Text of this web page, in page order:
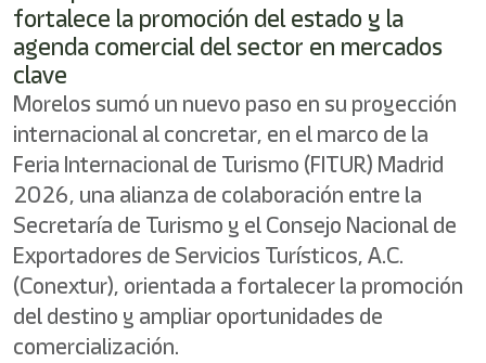
interactuar
contenido.
fortalece la promoción del estado y la
agenda comercial del sector en mercados
clave
Morelos sumó un nuevo paso en su proyección
internacional al concretar, en el marco de la
Feria Internacional de Turismo (FITUR) Madrid
2026, una alianza de colaboración entre la
Secretaría de Turismo y el Consejo Nacional de
Exportadores de Servicios Turísticos, A.C.
(Conextur), orientada a fortalecer la promoción
del destino y ampliar oportunidades de
comercialización.